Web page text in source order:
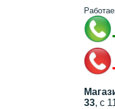
33, с